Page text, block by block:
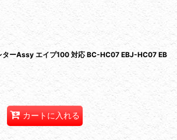
ターAssy エイプ100 対応 BC-HC07 EBJ-HC07 EB
カートに入れる